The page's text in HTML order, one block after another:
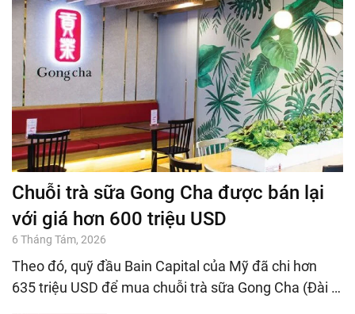
Chuỗi trà sữa Gong Cha được bán lại
với giá hơn 600 triệu USD
6 Tháng Tám, 2026
Theo đó, quỹ đầu Bain Capital của Mỹ đã chi hơn
635 triệu USD để mua chuỗi trà sữa Gong Cha (Đài …